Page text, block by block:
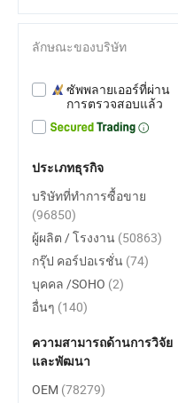
ลักษณะของบริษัท
ซัพพลายเออร์ที่ผ่าน
การตรวจสอบแล้ว
ประเภทธุรกิจ
บริษัทที่ทำการซื้อขาย
(96850)
ผู้ผลิต / โรงงาน (50863)
กรุ๊ป คอร์ปอเรชั่น (74)
บุคคล /SOHO (2)
อื่นๆ (140)
ความสามารถด้านการวิจัย
และพัฒนา
OEM (78279)